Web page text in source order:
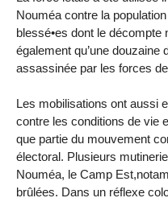
Nouméa contre la
blessé•es dont le décompte
également qu’une douzaine
assassinée par les forces
Les mobilisations ont aussi
contre les conditions de vie
que partie du mouvement
électoral. Plusieurs
Nouméa, le Camp
brûlées. Dans un réflexe